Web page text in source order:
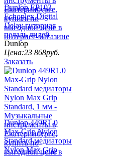
Dunlop EP103
Echoplex Digital
Delay гитарная
педаль дилей
Dunlop
Цена:23 868руб.
Заказать
Dunlop 449R1.0
Max-Grip Nylon
Standard медиаторы
Nylon Max Grip